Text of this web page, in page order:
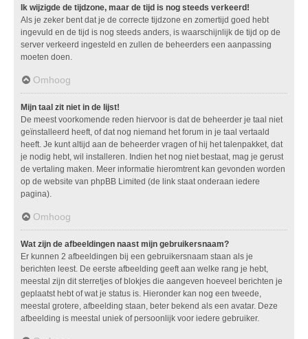
Ik wijzigde de tijdzone, maar de tijd is nog steeds verkeerd!
Als je zeker bent dat je de correcte tijdzone en zomertijd goed hebt
ingevuld en de tijd is nog steeds anders, is waarschijnlijk de tijd op de
server verkeerd ingesteld en zullen de beheerders een aanpassing
moeten doen.
Omhoog
Mijn taal zit niet in de lijst!
De meest voorkomende reden hiervoor is dat de beheerder je taal niet
geïnstalleerd heeft, of dat nog niemand het forum in je taal vertaald
heeft. Je kunt altijd aan de beheerder vragen of hij het talenpakket, dat
je nodig hebt, wil installeren. Indien het nog niet bestaat, mag je gerust
de vertaling maken. Meer informatie hieromtrent kan gevonden worden
op de website van phpBB Limited (de link staat onderaan iedere
pagina).
Omhoog
Wat zijn de afbeeldingen naast mijn gebruikersnaam?
Er kunnen 2 afbeeldingen bij een gebruikersnaam staan als je
berichten leest. De eerste afbeelding geeft aan welke rang je hebt,
meestal zijn dit sterretjes of blokjes die aangeven hoeveel berichten je
geplaatst hebt of wat je status is. Hieronder kan nog een tweede,
meestal grotere, afbeelding staan, beter bekend als een avatar. Deze
afbeelding is meestal uniek of persoonlijk voor iedere gebruiker.